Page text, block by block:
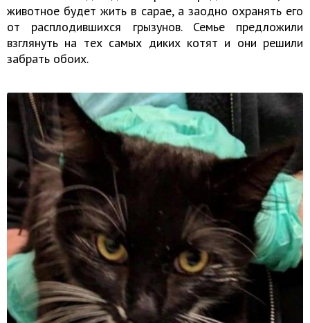
животное будет жить в сарае, а заодно охранять его
от расплодившихся грызунов. Семье предложили
взглянуть на тех самых диких котят и они решили
забрать обоих.